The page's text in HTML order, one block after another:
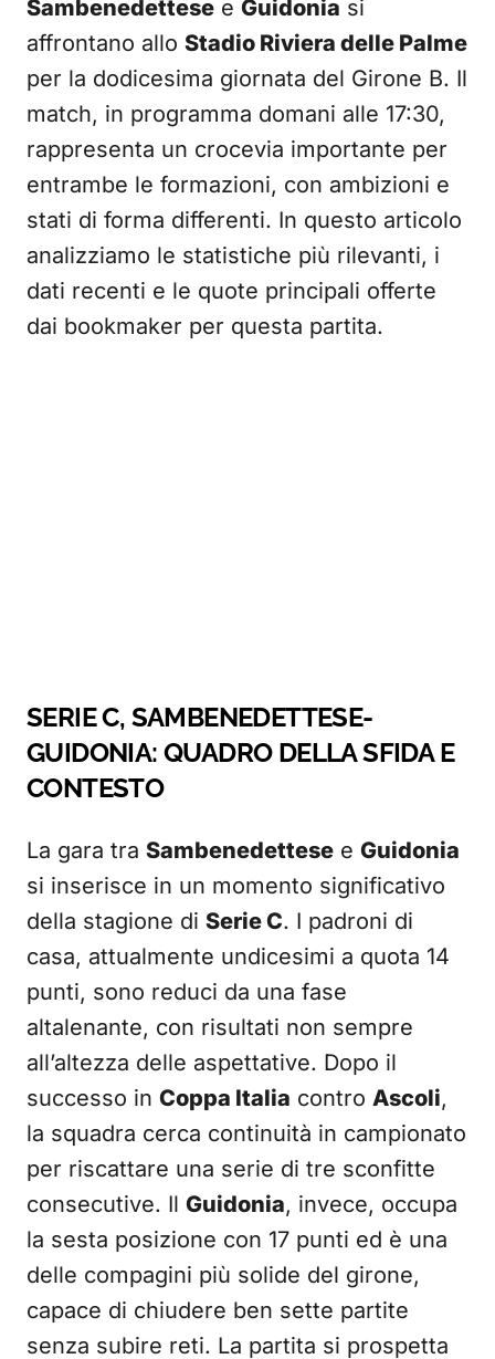
Sambenedettese e Guidonia si
affrontano allo Stadio Riviera delle Palme
per la dodicesima giornata del Girone B. Il
match, in programma domani alle 17:30,
rappresenta un crocevia importante per
entrambe le formazioni, con ambizioni e
stati di forma differenti. In questo articolo
analizziamo le statistiche più rilevanti, i
dati recenti e le quote principali offerte
dai bookmaker per questa partita.
SERIE C, SAMBENEDETTESE-
GUIDONIA: QUADRO DELLA SFIDA E
CONTESTO
La gara tra Sambenedettese e Guidonia
si inserisce in un momento significativo
della stagione di Serie C. I padroni di
casa, attualmente undicesimi a quota 14
punti, sono reduci da una fase
altalenante, con risultati non sempre
all’altezza delle aspettative. Dopo il
successo in Coppa Italia contro Ascoli,
la squadra cerca continuità in campionato
per riscattare una serie di tre sconfitte
consecutive. Il Guidonia, invece, occupa
la sesta posizione con 17 punti ed è una
delle compagini più solide del girone,
capace di chiudere ben sette partite
senza subire reti. La partita si prospetta